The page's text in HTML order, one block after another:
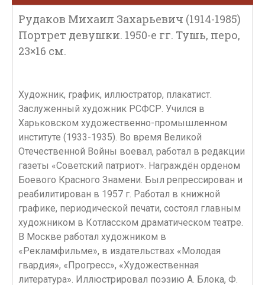
Рудаков Михаил Захарьевич (1914-1985)
Портрет девушки. 1950-е гг. Тушь, перо,
23×16 см.
Художник, график, иллюстратор, плакатист.
Заслуженный художник РСФСР. Учился в
Харьковском художественно-промышленном
институте (1933-1935). Во время Великой
Отечественной Войны воевал, работал в редакции
газеты «Советский патриот». Награждён орденом
Боевого Красного Знамени. Был репрессирован и
реабилитирован в 1957 г. Работал в книжной
графике, периодической печати, состоял главным
художником в Котласском драматическом театре.
В Москве работал художником в
«Рекламфильме», в издательствах «Молодая
гвардия», «Прогресс», «Художественная
литература». Иллюстрировал поэзию А. Блока, Ф.